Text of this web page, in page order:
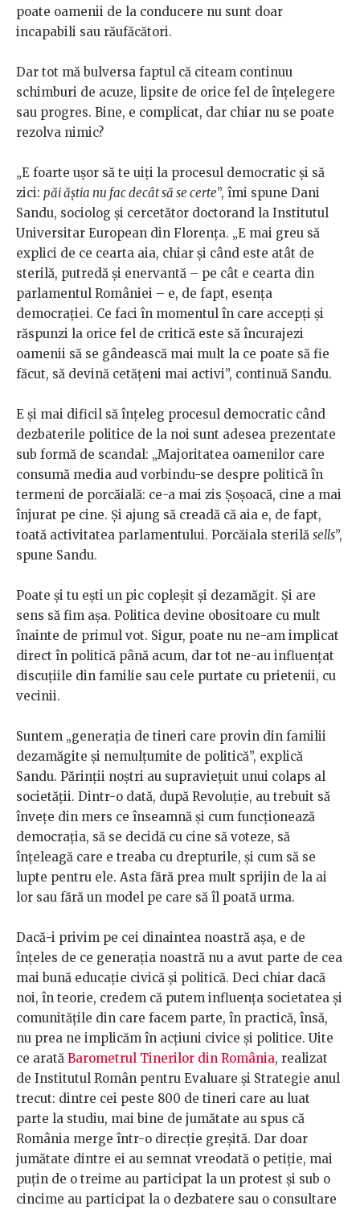
poate oamenii de la conducere nu sunt doar
incapabili sau răufăcători.
Dar tot mă bulversa faptul că citeam continuu
schimburi de acuze, lipsite de orice fel de înțelegere
sau progres. Bine, e complicat, dar chiar nu se poate
rezolva nimic?
„E foarte ușor să te uiți la procesul democratic și să
zici: păi ăștia nu fac decât să se certe”, îmi spune Dani
Sandu, sociolog și cercetător doctorand la Institutul
Universitar European din Florența. „E mai greu să
explici de ce cearta aia, chiar și când este atât de
sterilă, putredă și enervantă – pe cât e cearta din
parlamentul României – e, de fapt, esența
democrației. Ce faci în momentul în care accepți și
răspunzi la orice fel de critică este să încurajezi
oamenii să se gândească mai mult la ce poate să fie
făcut, să devină cetățeni mai activi”, continuă Sandu.
E și mai dificil să înțeleg procesul democratic când
dezbaterile politice de la noi sunt adesea prezentate
sub formă de scandal: „Majoritatea oamenilor care
consumă media aud vorbindu-se despre politică în
termeni de porcăială: ce-a mai zis Șoșoacă, cine a mai
înjurat pe cine. Și ajung să creadă că aia e, de fapt,
toată activitatea parlamentului. Porcăiala sterilă sells”,
spune Sandu.
Poate și tu ești un pic copleșit și dezamăgit. Și are
sens să fim așa. Politica devine obositoare cu mult
înainte de primul vot. Sigur, poate nu ne-am implicat
direct în politică până acum, dar tot ne-au influențat
discuțiile din familie sau cele purtate cu prietenii, cu
vecinii.
Suntem „generația de tineri care provin din familii
dezamăgite și nemulțumite de politică”, explică
Sandu. Părinții noștri au supraviețuit unui colaps al
societății. Dintr-o dată, după Revoluție, au trebuit să
învețe din mers ce înseamnă și cum funcționează
democrația, să se decidă cu cine să voteze, să
înțeleagă care e treaba cu drepturile, și cum să se
lupte pentru ele. Asta fără prea mult sprijin de la ai
lor sau fără un model pe care să îl poată urma.
Dacă-i privim pe cei dinaintea noastră așa, e de
înțeles de ce generația noastră nu a avut parte de cea
mai bună educație civică și politică. Deci chiar dacă
noi, în teorie, credem că putem influența societatea și
comunitățile din care facem parte, în practică, însă,
nu prea ne implicăm în acțiuni civice și politice. Uite
ce arată Barometrul Tinerilor din România, realizat
de Institutul Român pentru Evaluare și Strategie anul
trecut: dintre cei peste 800 de tineri care au luat
parte la studiu, mai bine de jumătate au spus că
România merge într-o direcție greșită. Dar doar
jumătate dintre ei au semnat vreodată o petiție, mai
puțin de o treime au participat la un protest și sub o
cincime au participat la o dezbatere sau o consultare